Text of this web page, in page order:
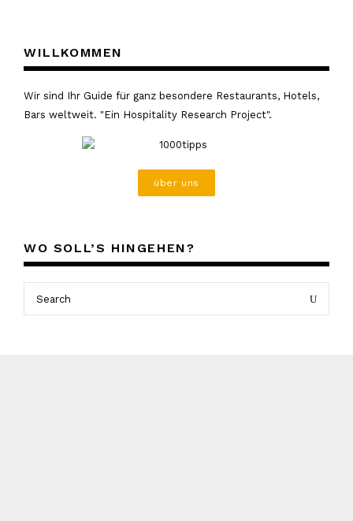
WILLKOMMEN
Wir sind Ihr Guide für ganz besondere Restaurants, Hotels,
Bars weltweit. "Ein Hospitality Research Project".
über uns
WO SOLL’S HINGEHEN?
Search